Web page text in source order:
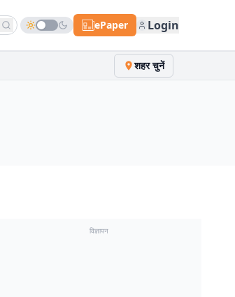
ePaper Login
शहर चुनें
विज्ञापन